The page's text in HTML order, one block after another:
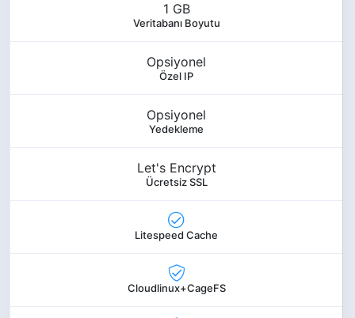
1 GB
Veritabanı Boyutu
Opsiyonel
Özel IP
Opsiyonel
Yedekleme
Let's Encrypt
Ücretsiz SSL
Litespeed Cache
Cloudlinux+CageFS